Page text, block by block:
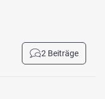
2 Beiträge